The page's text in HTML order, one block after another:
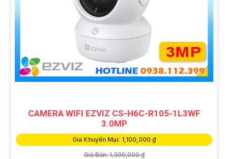
CAMERA WIFI EZVIZ CS-H6C-R105-1L3WF
3.0MP
Giá Khuyến Mại: 1,100,000 ₫
Giá Bán: 1,300,000 ₫